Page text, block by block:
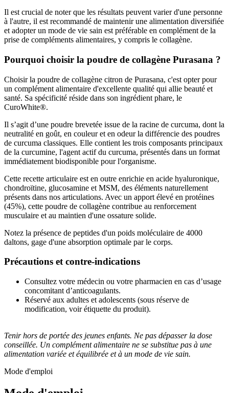
Il est crucial de noter que les résultats peuvent varier d'une personne
à l'autre, il est recommandé de maintenir une alimentation diversifiée
et adopter un mode de vie sain est préférable en complément de la
prise de compléments alimentaires, y compris le collagène.
Pourquoi choisir la poudre de collagène Purasana ?
Choisir la poudre de collagène citron de Purasana, c'est opter pour
un complément alimentaire d'excellente qualité qui allie beauté et
santé. Sa spécificité réside dans son ingrédient phare, le
CuroWhite®.
Il s’agit d’une poudre brevetée issue de la racine de curcuma, dont la
neutralité en goût, en couleur et en odeur la différencie des poudres
de curcuma classiques. Elle contient les trois composants principaux
de la curcumine, l'agent actif du curcuma, présentés dans un format
immédiatement biodisponible pour l'organisme.
Cette recette articulaire est en outre enrichie en acide hyaluronique,
chondroïtine, glucosamine et MSM, des éléments naturellement
présents dans nos articulations. Avec un apport élevé en protéines
(45%), cette poudre de collagène contribue au renforcement
musculaire et au maintien d'une ossature solide.
Notez la présence de peptides d'un poids moléculaire de 4000
daltons, gage d'une absorption optimale par le corps.
Précautions et contre-indications
Consultez votre médecin ou votre pharmacien en cas d’usage
concomitant d’anticoagulants.
Réservé aux adultes et adolescents (sous réserve de
modification, voir étiquette du produit).
Tenir hors de portée des jeunes enfants. Ne pas dépasser la dose
conseillée. Un complément alimentaire ne se substitue pas à une
alimentation variée et équilibrée et à un mode de vie sain.
Mode d'emploi